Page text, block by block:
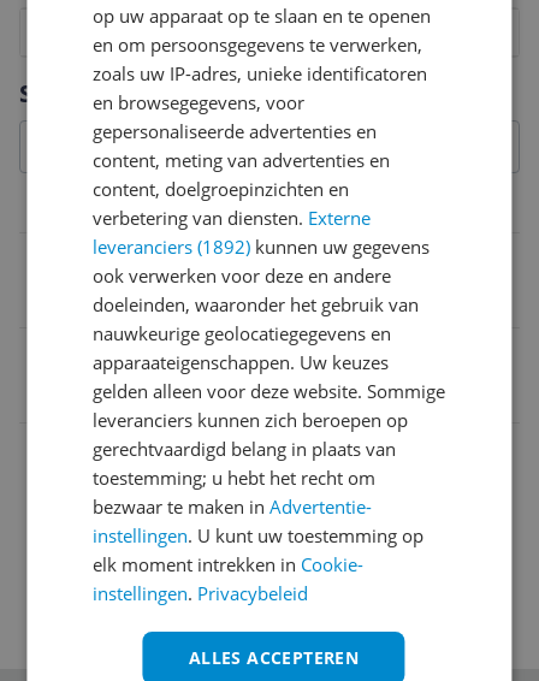
Specificaties
Functies
Inductie geschikt
8711369607039
Afmetingen
Algemeen
8
5
Vraag 1 van 4
op uw apparaat op te slaan en te openen
en om persoonsgegevens te verwerken,
zoals uw IP-adres, unieke identificatoren
en browsegegevens, voor
gepersonaliseerde advertenties en
content, meting van advertenties en
content, doelgroepinzichten en
verbetering van diensten. Externe
leveranciers (1892) kunnen uw gegevens
ook verwerken voor deze en andere
doeleinden, waaronder het gebruik van
nauwkeurige geolocatiegegevens en
apparaateigenschappen. Uw keuzes
gelden alleen voor deze website. Sommige
leveranciers kunnen zich beroepen op
gerechtvaardigd belang in plaats van
toestemming; u hebt het recht om
bezwaar te maken inAdvertentie-
instellingen. U kunt uw toestemming op
elk moment intrekken in Cookie-
instellingen. Privacybeleid
ALLES ACCEPTEREN